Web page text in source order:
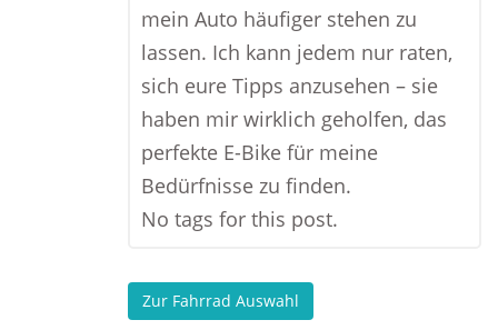
mein Auto häufiger stehen zu
lassen. Ich kann jedem nur raten,
sich eure Tipps anzusehen – sie
haben mir wirklich geholfen, das
perfekte E-Bike für meine
Bedürfnisse zu finden.
No tags for this post.
Zur Fahrrad Auswahl